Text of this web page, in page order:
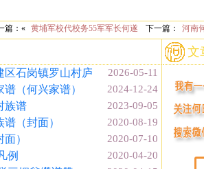
篇：« 黄埔军校代校务55军军长何遂 下一篇： 河南
2026-05-11
区石岗镇罗山村庐
2024-12-24
（何兴家谱）
2023-09-05
族谱
2020-08-19
（封面）
2020-07-10
）
2020-04-20
例
文